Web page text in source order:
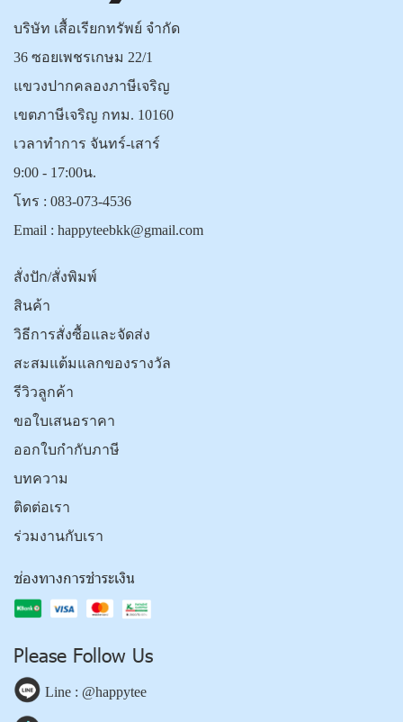
บริษัท เสื้อเรียกทรัพย์ จำกัด
36 ซอยเพชรเกษม 22/1
แขวงปากคลองภาษีเจริญ
เขตภาษีเจริญ กทม. 10160
เวลาทำการ จันทร์-เสาร์
9:00 - 17:00น.
โทร : 083-073-4536
Email : happyteebkk@gmail.com
สั่งปัก/สั่งพิมพ์
สินค้า
วิธีการสั่งซื้อและจัดส่ง
สะสมแต้มแลกของรางวัล
รีวิวลูกค้า
ขอใบเสนอราคา
ออกใบกำกับภาษี
บทความ
ติดต่อเรา
ร่วมงานกับเรา
ช่องทางการชำระเงิน
Please Follow Us
Line : @happytee